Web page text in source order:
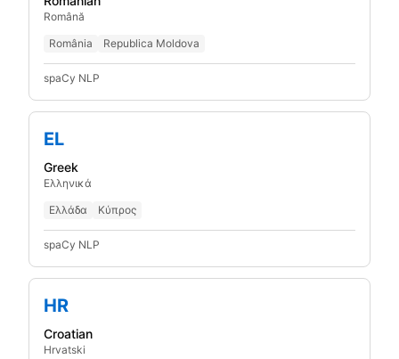
Română
România
Republica Moldova
spaCy NLP
EL
Greek
Ελληνικά
Ελλάδα
Κύπρος
spaCy NLP
HR
Croatian
Hrvatski